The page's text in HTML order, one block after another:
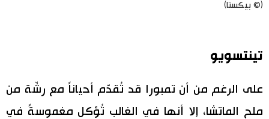
(© بيكستا)
تينتسويو
على الرغم من أن تمبورا قد تُقدَّم أحياناً مع رشّة من
ملح الماتشا، إلا أنها في الغالب تُؤكل مغموسةً في